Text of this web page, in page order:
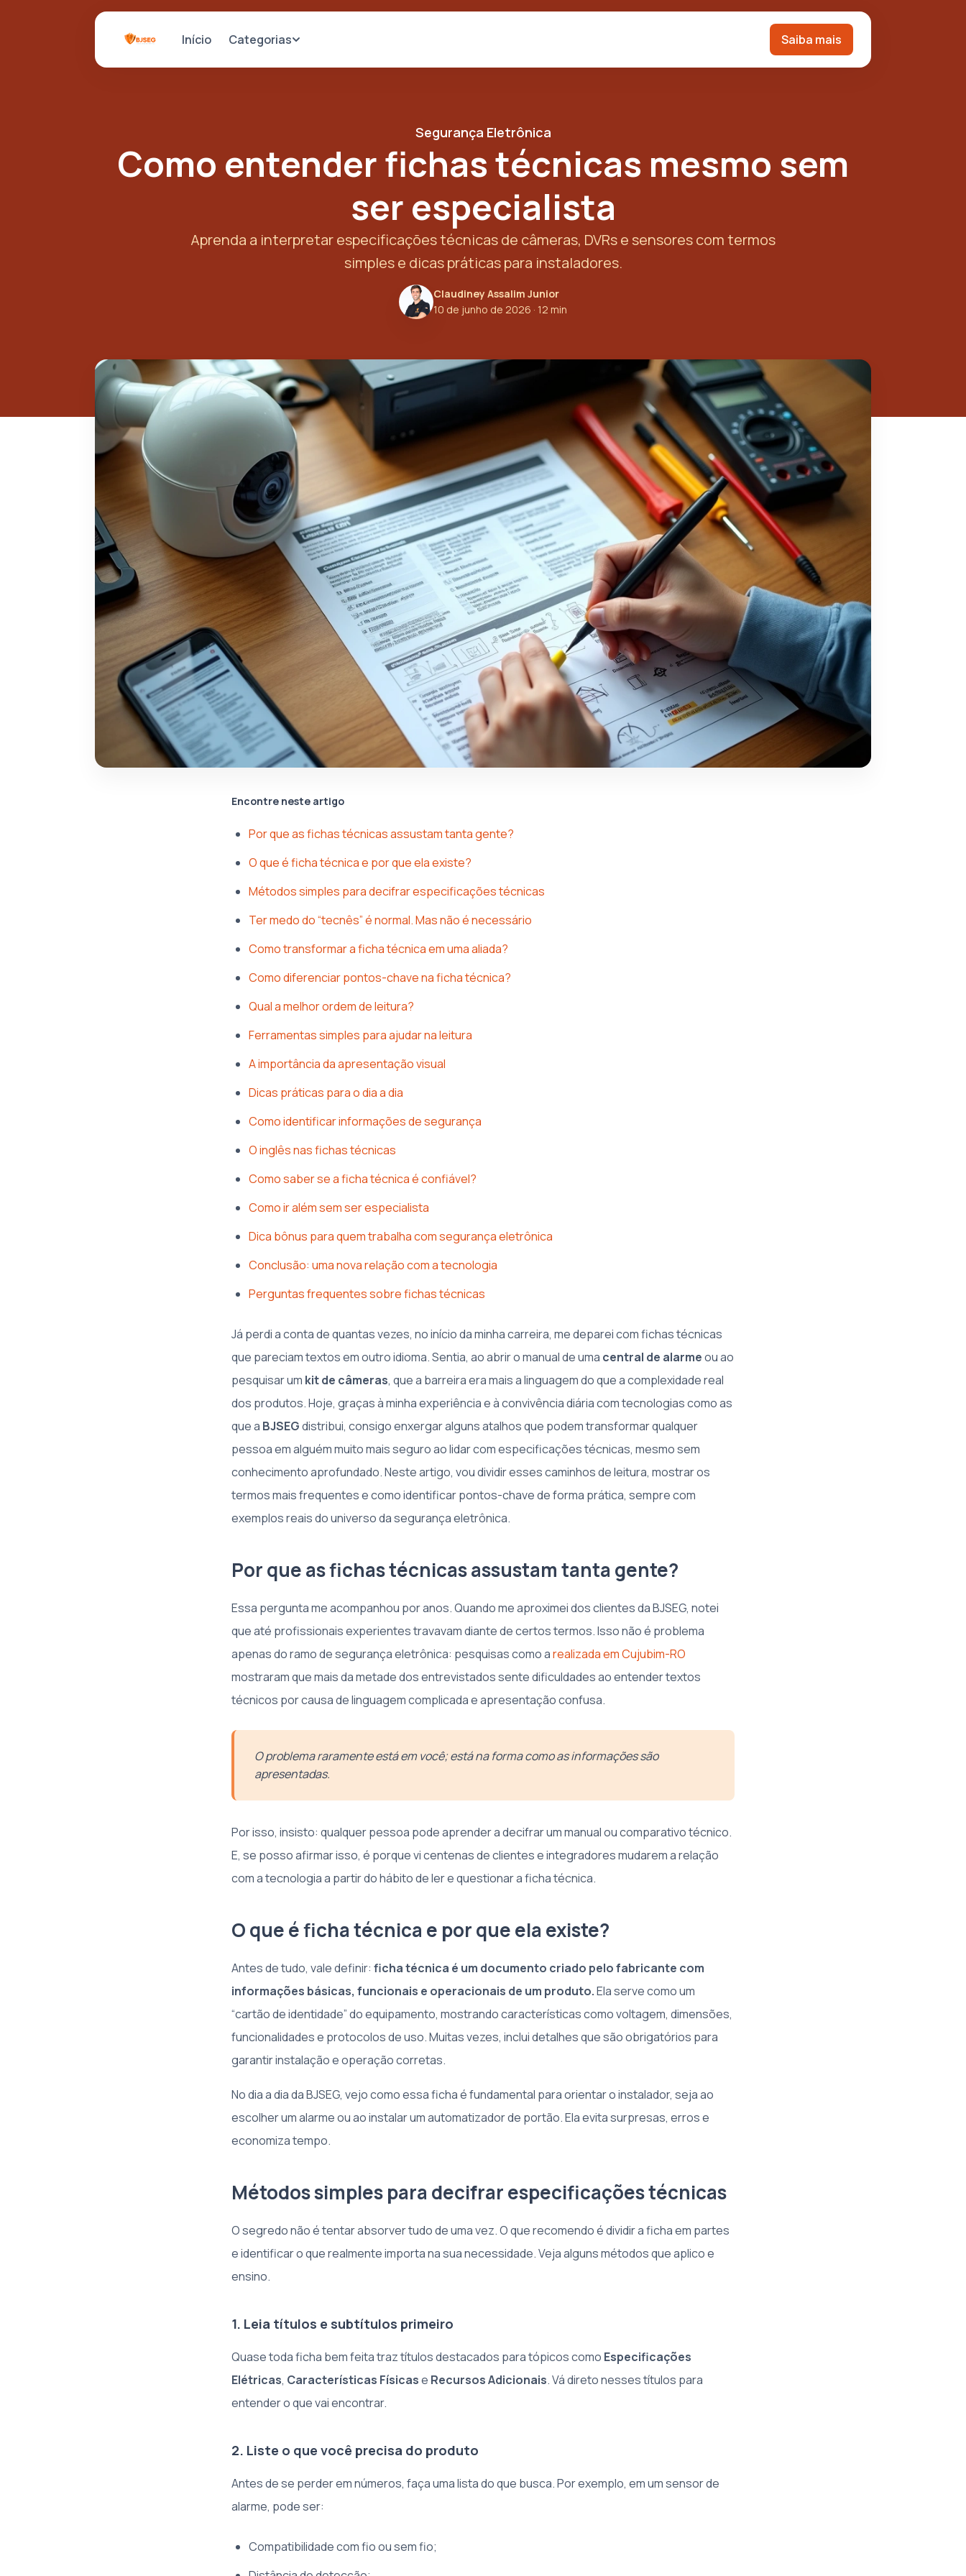
Início Categorias Saiba mais
Segurança Eletrônica
Como entender fichas técnicas mesmo sem
ser especialista
Aprenda a interpretar especificações técnicas de câmeras, DVRs e sensores com termos
simples e dicas práticas para instaladores.
Claudiney Assalim Junior
10 de junho de 2026 · 12 min
Encontre neste artigo
Por que as fichas técnicas assustam tanta gente?
O que é ficha técnica e por que ela existe?
Métodos simples para decifrar especificações técnicas
Ter medo do “tecnês” é normal. Mas não é necessário
Como transformar a ficha técnica em uma aliada?
Como diferenciar pontos-chave na ficha técnica?
Qual a melhor ordem de leitura?
Ferramentas simples para ajudar na leitura
A importância da apresentação visual
Dicas práticas para o dia a dia
Como identificar informações de segurança
O inglês nas fichas técnicas
Como saber se a ficha técnica é confiável?
Como ir além sem ser especialista
Dica bônus para quem trabalha com segurança eletrônica
Conclusão: uma nova relação com a tecnologia
Perguntas frequentes sobre fichas técnicas
Já perdi a conta de quantas vezes, no início da minha carreira, me deparei com fichas técnicas
que pareciam textos em outro idioma. Sentia, ao abrir o manual de uma central de alarmeou ao
pesquisar um kit de câmeras, que a barreira era mais a linguagem do que a complexidade real
dos produtos. Hoje, graças à minha experiência e à convivência diária com tecnologias como as
que a BJSEGdistribui, consigo enxergar alguns atalhos que podem transformar qualquer
pessoa em alguém muito mais seguro ao lidar com especificações técnicas, mesmo sem
conhecimento aprofundado. Neste artigo, vou dividir esses caminhos de leitura, mostrar os
termos mais frequentes e como identificar pontos-chave de forma prática, sempre com
exemplos reais do universo da segurança eletrônica.
Por que as fichas técnicas assustam tanta gente?
Essa pergunta me acompanhou por anos. Quando me aproximei dos clientes da BJSEG, notei
que até profissionais experientes travavam diante de certos termos. Isso não é problema
apenas do ramo de segurança eletrônica: pesquisas como arealizada em Cujubim-RO
mostraram que mais da metade dos entrevistados sente dificuldades ao entender textos
técnicos por causa de linguagem complicada e apresentação confusa.
O problema raramente está em você; está na forma como as informações são
apresentadas.
Por isso, insisto: qualquer pessoa pode aprender a decifrar um manual ou comparativo técnico.
E, se posso afirmar isso, é porque vi centenas de clientes e integradores mudarem a relação
com a tecnologia a partir do hábito de ler e questionar a ficha técnica.
O que é ficha técnica e por que ela existe?
Antes de tudo, vale definir: ficha técnica é um documento criado pelo fabricante com
informações básicas, funcionais e operacionais de um produto.Ela serve como um
“cartão de identidade” do equipamento, mostrando características como voltagem, dimensões,
funcionalidades e protocolos de uso. Muitas vezes, inclui detalhes que são obrigatórios para
garantir instalação e operação corretas.
No dia a dia da BJSEG, vejo como essa ficha é fundamental para orientar o instalador, seja ao
escolher um alarme ou ao instalar um automatizador de portão. Ela evita surpresas, erros e
economiza tempo.
Métodos simples para decifrar especificações técnicas
O segredo não é tentar absorver tudo de uma vez. O que recomendo é dividir a ficha em partes
e identificar o que realmente importa na sua necessidade. Veja alguns métodos que aplico e
ensino.
1. Leia títulos e subtítulos primeiro
Quase toda ficha bem feita traz títulos destacados para tópicos como Especificações
Elétricas, Características Físicase Recursos Adicionais. Vá direto nesses títulos para
entender o que vai encontrar.
2. Liste o que você precisa do produto
Antes de se perder em números, faça uma lista do que busca. Por exemplo, em um sensor de
alarme, pode ser:
Compatibilidade com fio ou sem fio;